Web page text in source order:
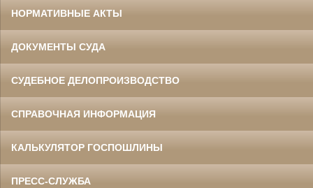
НОРМАТИВНЫЕ АКТЫ
ДОКУМЕНТЫ СУДА
СУДЕБНОЕ ДЕЛОПРОИЗВОДСТВО
СПРАВОЧНАЯ ИНФОРМАЦИЯ
КАЛЬКУЛЯТОР ГОСПОШЛИНЫ
ПРЕСС-СЛУЖБА